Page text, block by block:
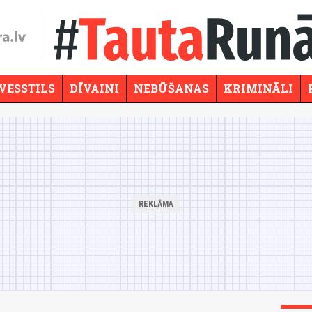
DĪVAINI NEBŪŠANAS KRIMINĀLI